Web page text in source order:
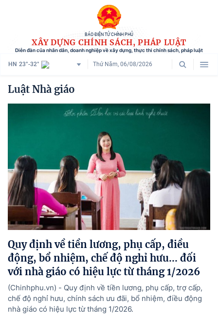
BÁO ĐIỆN TỬ CHÍNH PHỦ
XÂY DỰNG CHÍNH SÁCH, PHÁP LUẬT
Diễn đàn của nhân dân, doanh nghiệp về xây dựng, thực thi chính sách, pháp luật
HN 23°-32° Thứ Năm, 06/08/2026
Danh mục
Trang chủ
Người dân góp ý
Doanh nghiệp hiến kế
Chính sách và cuộc sống
Hướng dẫn thực hiện chính sách
Phát triển kinh tế tư nhân và doanh nghiệp dân tộc
Ocop và chuỗi giá trị Nông sản
Kinh tế tư nhân
Doanh nghiệp dân tộc
Luật Nhà giáo
Quy định về tiền lương, phụ cấp, điều
động, bổ nhiệm, chế độ nghỉ hưu... đối
với nhà giáo có hiệu lực từ tháng 1/2026
(Chinhphu.vn) - Quy định về tiền lương, phụ cấp, trợ cấp,
chế độ nghỉ hưu, chính sách ưu đãi, bổ nhiệm, điều động
nhà giáo có hiệu lực từ tháng 1/2026.